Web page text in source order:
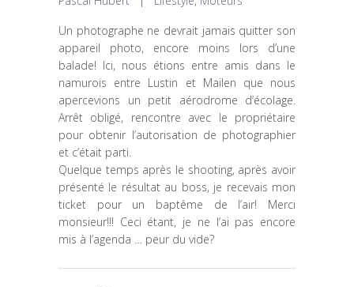
Un photographe ne devrait jamais quitter son
appareil photo, encore moins lors d’une
balade! Ici, nous étions entre amis dans le
namurois entre Lustin et Mailen que nous
apercevions un petit aérodrome d’écolage.
Arrêt obligé, rencontre avec le propriétaire
pour obtenir l’autorisation de photographier
et c’était parti.
Quelque temps après le shooting, après avoir
présenté le résultat au boss, je recevais mon
ticket pour un baptême de l’air! Merci
monsieur!!! Ceci étant, je ne l’ai pas encore
mis à l’agenda … peur du vide?